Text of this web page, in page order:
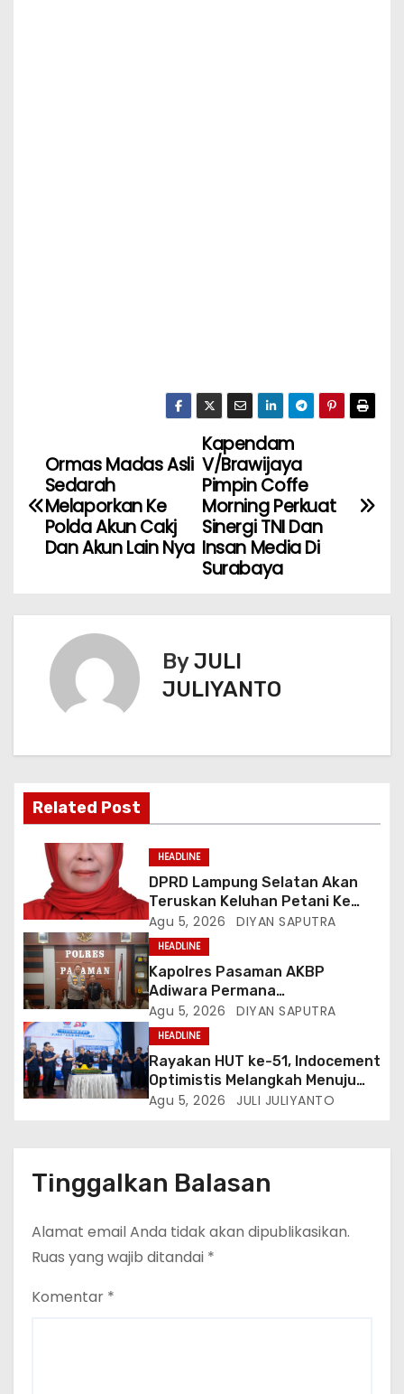
Kapendam
V/Brawijaya
Pimpin Coffe
Morning Perkuat
Sinergi TNI Dan
Insan Media Di
Surabaya
Ormas Madas Asli
Sedarah
Melaporkan Ke
Polda Akun Cakj
Dan Akun Lain Nya
ByJULI
JULIYANTO
Related Post
HEADLINE
DPRD Lampung Selatan Akan
Teruskan Keluhan Petani Ke
Dinas Terkait, Minta Audit
Penyaluran Pupuk Bersubsidi Di
Desa Budi Lestari
Agu 5, 2026 DIYAN SAPUTRA
HEADLINE
Kapolres Pasaman AKBP
Adiwara Permana
Anggawisastra S.I.K. Sambut
Kedatangan Kepala Cakrawala
Tv Sumatera Barat
Agu 5, 2026 DIYAN SAPUTRA
HEADLINE
Rayakan HUT ke-51, Indocement
Optimistis Melangkah Menuju
Masa Depan Lebih Hijau
Agu 5, 2026 JULI JULIYANTO
Tinggalkan Balasan
Alamat email Anda tidak akan dipublikasikan.
Ruas yang wajib ditandai *
Komentar *